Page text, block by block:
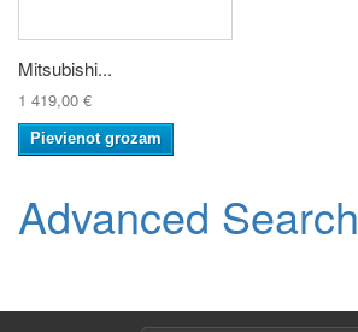
Mitsubishi...
1 419,00 €
Pievienot grozam
Advanced Search